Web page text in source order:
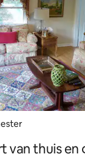
van thuis en